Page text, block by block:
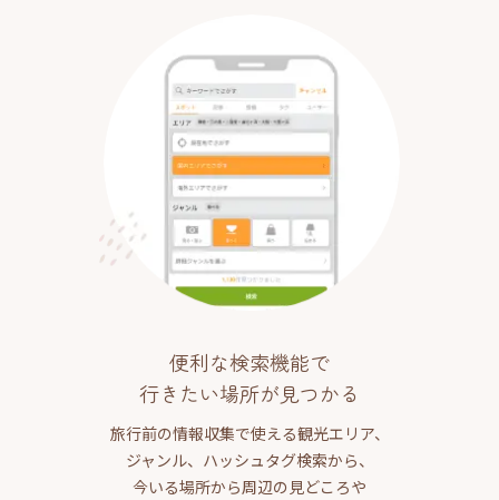
便利な検索機能で
行きたい場所が見つかる
旅行前の情報収集で使える観光エリア、
ジャンル、ハッシュタグ検索から、
今いる場所から周辺の見どころや